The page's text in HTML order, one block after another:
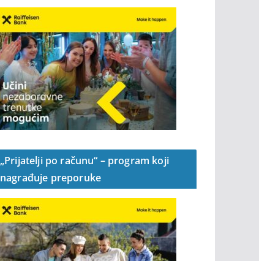
„Prijatelji po računu“ – program koji
nagrađuje preporuke